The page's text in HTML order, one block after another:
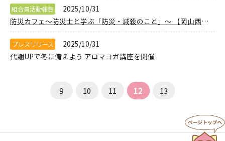
組合員活動報告
2025/10/31
防災カフェ～防災士と学ぶ「防災・減殺のこと」～ 【岡山西エリア環境・防災委員会】
プレスリリース
2025/10/31
代謝UPで冬に備えよう アロマヨガ講座を開催
9 10 11 12 13